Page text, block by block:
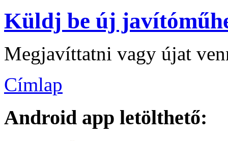
Küldj be új
Megjavíttatni vagy újat
Címlap
Android app letölthető: